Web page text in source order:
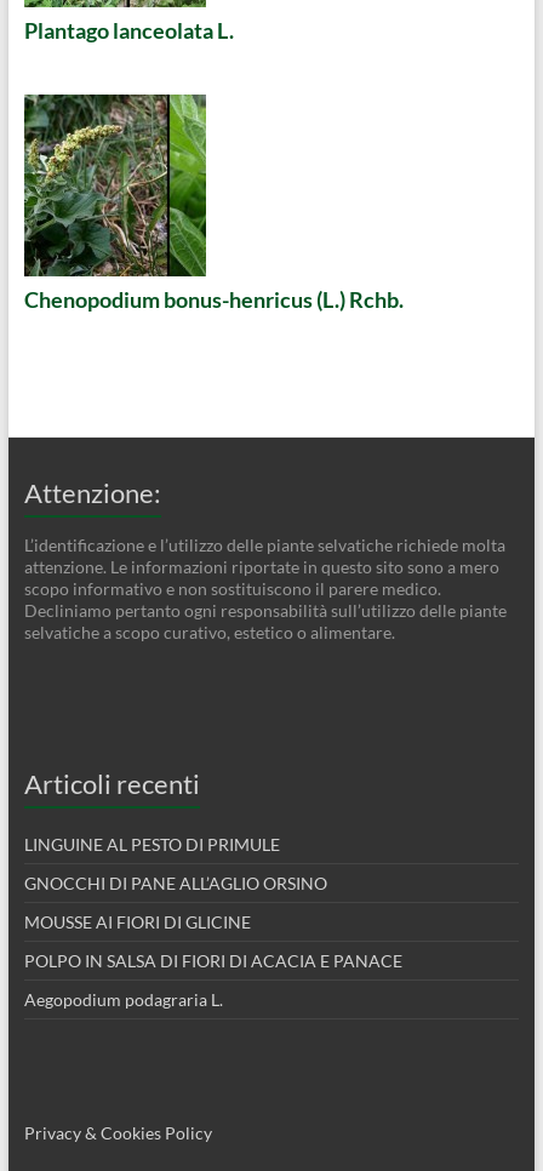
Plantago lanceolata L.
Chenopodium bonus-henricus (L.) Rchb.
Attenzione:
L’identificazione e l’utilizzo delle piante selvatiche richiede molta
attenzione. Le informazioni riportate in questo sito sono a mero
scopo informativo e non sostituiscono il parere medico.
Decliniamo pertanto ogni responsabilità sull’utilizzo delle piante
selvatiche a scopo curativo, estetico o alimentare.
Articoli recenti
LINGUINE AL PESTO DI PRIMULE
GNOCCHI DI PANE ALL’AGLIO ORSINO
MOUSSE AI FIORI DI GLICINE
POLPO IN SALSA DI FIORI DI ACACIA E PANACE
Aegopodium podagraria L.
Privacy & Cookies Policy